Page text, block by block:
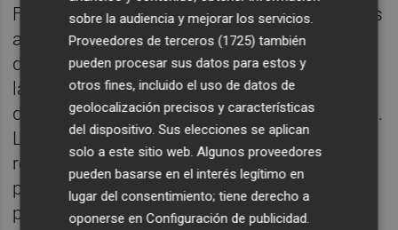
Finalmente, Sánchez ha recordado que estas
actuaciones ya fueron planteadas por Vox
durante el último Debate sobre el Estado de
la Región y recibieron el respaldo unánime
de la Cámara. “El consenso político ya existe.
Lo único que falta es que el Gobierno
regional deje de incumplir y haga su trabajo
para ofrecer a los murcianos los cuidados
paliativos que merecen”, ha concluido.
sobre la audiencia y mejorar los servicios.
Proveedores de terceros (1725) también
pueden procesar sus datos para estos y
otros fines, incluido el uso de datos de
geolocalización precisos y características
del dispositivo. Sus elecciones se aplican
solo a este sitio web. Algunos proveedores
pueden basarse en el interés legítimo en
lugar del consentimiento; tiene derecho a
oponerse enConfiguración de publicidad.